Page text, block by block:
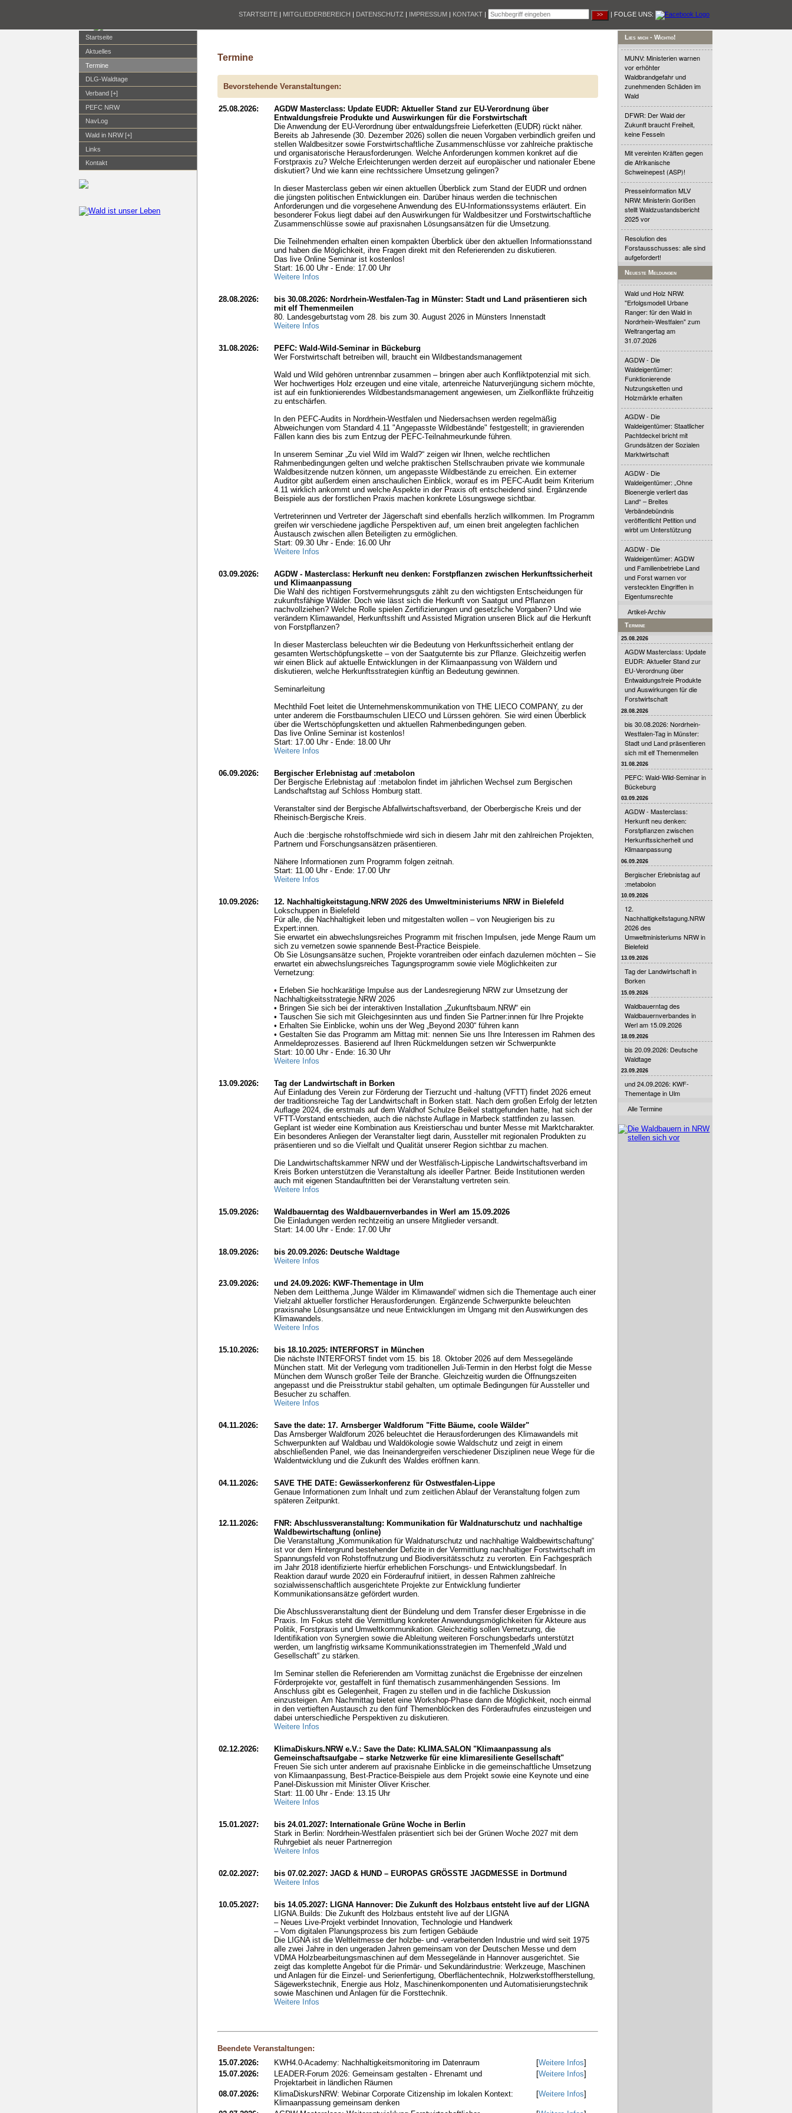
STARTSEITE | MITGLIEDERBEREICH | DATENSCHUTZ | IMPRESSUM | KONTAKT | | FOLGE UNS:
Startseite
Aktuelles
Termine
DLG-Waldtage
Verband [+]
PEFC NRW
NavLog
Wald in NRW [+]
Links
Kontakt
Termine
Bevorstehende Veranstaltungen:
25.08.2026:
AGDW Masterclass: Update EUDR: Aktueller Stand zur EU-Verordnung über
Entwaldungsfreie Produkte und Auswirkungen für die Forstwirtschaft
Die Anwendung der EU-Verordnung über entwaldungsfreie Lieferketten (EUDR) rückt näher.
Bereits ab Jahresende (30. Dezember 2026) sollen die neuen Vorgaben verbindlich greifen und
stellen Waldbesitzer sowie Forstwirtschaftliche Zusammenschlüsse vor zahlreiche praktische
und organisatorische Herausforderungen. Welche Anforderungen kommen konkret auf die
Forstpraxis zu? Welche Erleichterungen werden derzeit auf europäischer und nationaler Ebene
diskutiert? Und wie kann eine rechtssichere Umsetzung gelingen?
In dieser Masterclass geben wir einen aktuellen Überblick zum Stand der EUDR und ordnen
die jüngsten politischen Entwicklungen ein. Darüber hinaus werden die technischen
Anforderungen und die vorgesehene Anwendung des EU-Informationssystems erläutert. Ein
besonderer Fokus liegt dabei auf den Auswirkungen für Waldbesitzer und Forstwirtschaftliche
Zusammenschlüsse sowie auf praxisnahen Lösungsansätzen für die Umsetzung.
Die Teilnehmenden erhalten einen kompakten Überblick über den aktuellen Informationsstand
und haben die Möglichkeit, ihre Fragen direkt mit den Referierenden zu diskutieren.
Das live Online Seminar ist kostenlos!
Start: 16.00 Uhr - Ende: 17.00 Uhr
Weitere Infos
28.08.2026:
bis 30.08.2026: Nordrhein-Westfalen-Tag in Münster: Stadt und Land präsentieren sich
mit elf Themenmeilen
80. Landesgeburtstag vom 28. bis zum 30. August 2026 in Münsters Innenstadt
Weitere Infos
31.08.2026:
PEFC: Wald-Wild-Seminar in Bückeburg
Wer Forstwirtschaft betreiben will, braucht ein Wildbestandsmanagement
Wald und Wild gehören untrennbar zusammen – bringen aber auch Konfliktpotenzial mit sich.
Wer hochwertiges Holz erzeugen und eine vitale, artenreiche Naturverjüngung sichern möchte,
ist auf ein funktionierendes Wildbestandsmanagement angewiesen, um Zielkonflikte frühzeitig
zu entschärfen.
In den PEFC-Audits in Nordrhein-Westfalen und Niedersachsen werden regelmäßig
Abweichungen vom Standard 4.11 "Angepasste Wildbestände" festgestellt; in gravierenden
Fällen kann dies bis zum Entzug der PEFC-Teilnahmeurkunde führen.
In unserem Seminar „Zu viel Wild im Wald?“ zeigen wir Ihnen, welche rechtlichen
Rahmenbedingungen gelten und welche praktischen Stellschrauben private wie kommunale
Waldbesitzende nutzen können, um angepasste Wildbestände zu erreichen. Ein externer
Auditor gibt außerdem einen anschaulichen Einblick, worauf es im PEFC‑Audit beim Kriterium
4.11 wirklich ankommt und welche Aspekte in der Praxis oft entscheidend sind. Ergänzende
Beispiele aus der forstlichen Praxis machen konkrete Lösungswege sichtbar.
Vertreterinnen und Vertreter der Jägerschaft sind ebenfalls herzlich willkommen. Im Programm
greifen wir verschiedene jagdliche Perspektiven auf, um einen breit angelegten fachlichen
Austausch zwischen allen Beteiligten zu ermöglichen.
Start: 09.30 Uhr - Ende: 16.00 Uhr
Weitere Infos
03.09.2026:
AGDW - Masterclass: Herkunft neu denken: Forstpflanzen zwischen Herkunftssicherheit
und Klimaanpassung
Die Wahl des richtigen Forstvermehrungsguts zählt zu den wichtigsten Entscheidungen für
zukunftsfähige Wälder. Doch wie lässt sich die Herkunft von Saatgut und Pflanzen
nachvollziehen? Welche Rolle spielen Zertifizierungen und gesetzliche Vorgaben? Und wie
verändern Klimawandel, Herkunftsshift und Assisted Migration unseren Blick auf die Herkunft
von Forstpflanzen?
In dieser Masterclass beleuchten wir die Bedeutung von Herkunftssicherheit entlang der
gesamten Wertschöpfungskette – von der Saatguternte bis zur Pflanze. Gleichzeitig werfen
wir einen Blick auf aktuelle Entwicklungen in der Klimaanpassung von Wäldern und
diskutieren, welche Herkunftsstrategien künftig an Bedeutung gewinnen.
Seminarleitung
Mechthild Foet leitet die Unternehmenskommunikation von THE LIECO COMPANY, zu der
unter anderem die Forstbaumschulen LIECO und Lürssen gehören. Sie wird einen Überblick
über die Wertschöpfungsketten und aktuellen Rahmenbedingungen geben.
Das live Online Seminar ist kostenlos!
Start: 17.00 Uhr - Ende: 18.00 Uhr
Weitere Infos
06.09.2026:
Bergischer Erlebnistag auf :metabolon
Der Bergische Erlebnistag auf :metabolon findet im jährlichen Wechsel zum Bergischen
Landschaftstag auf Schloss Homburg statt.
Veranstalter sind der Bergische Abfallwirtschaftsverband, der Oberbergische Kreis und der
Rheinisch-Bergische Kreis.
Auch die :bergische rohstoffschmiede wird sich in diesem Jahr mit den zahlreichen Projekten,
Partnern und Forschungsansätzen präsentieren.
Nähere Informationen zum Programm folgen zeitnah.
Start: 11.00 Uhr - Ende: 17.00 Uhr
Weitere Infos
10.09.2026:
12. Nachhaltigkeitstagung.NRW 2026 des Umweltministeriums NRW in Bielefeld
Lokschuppen in Bielefeld
Für alle, die Nachhaltigkeit leben und mitgestalten wollen – von Neugierigen bis zu
Expert:innen.
Sie erwartet ein abwechslungsreiches Programm mit frischen Impulsen, jede Menge Raum um
sich zu vernetzen sowie spannende Best-Practice Beispiele.
Ob Sie Lösungsansätze suchen, Projekte vorantreiben oder einfach dazulernen möchten – Sie
erwartet ein abwechslungsreiches Tagungsprogramm sowie viele Möglichkeiten zur
Vernetzung:
• Erleben Sie hochkarätige Impulse aus der Landesregierung NRW zur Umsetzung der
Nachhaltigkeitsstrategie.NRW 2026
• Bringen Sie sich bei der interaktiven Installation „Zukunftsbaum.NRW“ ein
• Tauschen Sie sich mit Gleichgesinnten aus und finden Sie Partner:innen für Ihre Projekte
• Erhalten Sie Einblicke, wohin uns der Weg „Beyond 2030“ führen kann
• Gestalten Sie das Programm am Mittag mit: nennen Sie uns Ihre Interessen im Rahmen des
Anmeldeprozesses. Basierend auf Ihren Rückmeldungen setzen wir Schwerpunkte
Start: 10.00 Uhr - Ende: 16.30 Uhr
Weitere Infos
13.09.2026:
Tag der Landwirtschaft in Borken
Auf Einladung des Verein zur Förderung der Tierzucht und -haltung (VFTT) findet 2026 erneut
der traditionsreiche Tag der Landwirtschaft in Borken statt. Nach dem großen Erfolg der letzten
Auflage 2024, die erstmals auf dem Waldhof Schulze Beikel stattgefunden hatte, hat sich der
VFTT-Vorstand entschieden, auch die nächste Auflage in Marbeck stattfinden zu lassen.
Geplant ist wieder eine Kombination aus Kreistierschau und bunter Messe mit Marktcharakter.
Ein besonderes Anliegen der Veranstalter liegt darin, Aussteller mit regionalen Produkten zu
präsentieren und so die Vielfalt und Qualität unserer Region sichtbar zu machen.
Die Landwirtschaftskammer NRW und der Westfälisch-Lippische Landwirtschaftsverband im
Kreis Borken unterstützen die Veranstaltung als ideeller Partner. Beide Institutionen werden
auch mit eigenen Standauftritten bei der Veranstaltung vertreten sein.
Weitere Infos
15.09.2026:
Waldbauerntag des Waldbauernverbandes in Werl am 15.09.2026
Die Einladungen werden rechtzeitig an unsere Mitglieder versandt.
Start: 14.00 Uhr - Ende: 17.00 Uhr
18.09.2026:
bis 20.09.2026: Deutsche Waldtage
Weitere Infos
23.09.2026:
und 24.09.2026: KWF-Thementage in Ulm
Neben dem Leitthema ‚Junge Wälder im Klimawandel‘ widmen sich die Thementage auch einer
Vielzahl aktueller forstlicher Herausforderungen. Ergänzende Schwerpunkte beleuchten
praxisnahe Lösungsansätze und neue Entwicklungen im Umgang mit den Auswirkungen des
Klimawandels.
Weitere Infos
15.10.2026:
bis 18.10.2025: INTERFORST in München
Die nächste INTERFORST findet vom 15. bis 18. Oktober 2026 auf dem Messegelände
München statt. Mit der Verlegung vom traditionellen Juli-Termin in den Herbst folgt die Messe
München dem Wunsch großer Teile der Branche. Gleichzeitig wurden die Öffnungszeiten
angepasst und die Preisstruktur stabil gehalten, um optimale Bedingungen für Aussteller und
Besucher zu schaffen.
Weitere Infos
04.11.2026:
Save the date: 17. Arnsberger Waldforum "Fitte Bäume, coole Wälder"
Das Arnsberger Waldforum 2026 beleuchtet die Herausforderungen des Klimawandels mit
Schwerpunkten auf Waldbau und Waldökologie sowie Waldschutz und zeigt in einem
abschließenden Panel, wie das Ineinandergreifen verschiedener Disziplinen neue Wege für die
Waldentwicklung und die Zukunft des Waldes eröffnen kann.
04.11.2026:
SAVE THE DATE: Gewässerkonferenz für Ostwestfalen-Lippe
Genaue Informationen zum Inhalt und zum zeitlichen Ablauf der Veranstaltung folgen zum
späteren Zeitpunkt.
12.11.2026:
FNR: Abschlussveranstaltung: Kommunikation für Waldnaturschutz und nachhaltige
Waldbewirtschaftung (online)
Die Veranstaltung „Kommunikation für Waldnaturschutz und nachhaltige Waldbewirtschaftung“
ist vor dem Hintergrund bestehender Defizite in der Vermittlung nachhaltiger Forstwirtschaft im
Spannungsfeld von Rohstoffnutzung und Biodiversitätsschutz zu verorten. Ein Fachgespräch
im Jahr 2018 identifizierte hierfür erheblichen Forschungs- und Entwicklungsbedarf. In
Reaktion darauf wurde 2020 ein Förderaufruf initiiert, in dessen Rahmen zahlreiche
sozialwissenschaftlich ausgerichtete Projekte zur Entwicklung fundierter
Kommunikationsansätze gefördert wurden.
Die Abschlussveranstaltung dient der Bündelung und dem Transfer dieser Ergebnisse in die
Praxis. Im Fokus steht die Vermittlung konkreter Anwendungsmöglichkeiten für Akteure aus
Politik, Forstpraxis und Umweltkommunikation. Gleichzeitig sollen Vernetzung, die
Identifikation von Synergien sowie die Ableitung weiteren Forschungsbedarfs unterstützt
werden, um langfristig wirksame Kommunikationsstrategien im Themenfeld „Wald und
Gesellschaft“ zu stärken.
Im Seminar stellen die Referierenden am Vormittag zunächst die Ergebnisse der einzelnen
Förderprojekte vor, gestaffelt in fünf thematisch zusammenhängenden Sessions. Im
Anschluss gibt es Gelegenheit, Fragen zu stellen und in die fachliche Diskussion
einzusteigen. Am Nachmittag bietet eine Workshop-Phase dann die Möglichkeit, noch einmal
in den vertieften Austausch zu den fünf Themenblöcken des Förderaufrufes einzusteigen und
dabei unterschiedliche Perspektiven zu diskutieren.
Weitere Infos
02.12.2026:
KlimaDiskurs.NRW e.V.: Save the Date: KLIMA.SALON "Klimaanpassung als
Gemeinschaftsaufgabe – starke Netzwerke für eine klimaresiliente Gesellschaft"
Freuen Sie sich unter anderem auf praxisnahe Einblicke in die gemeinschaftliche Umsetzung
von Klimaanpassung, Best-Practice-Beispiele aus dem Projekt sowie eine Keynote und eine
Panel-Diskussion mit Minister Oliver Krischer.
Start: 11.00 Uhr - Ende: 13.15 Uhr
Weitere Infos
15.01.2027:
bis 24.01.2027: Internationale Grüne Woche in Berlin
Stark in Berlin: Nordrhein-Westfalen präsentiert sich bei der Grünen Woche 2027 mit dem
Ruhrgebiet als neuer Partnerregion
Weitere Infos
02.02.2027:
bis 07.02.2027: JAGD & HUND – EUROPAS GRÖSSTE JAGDMESSE in Dortmund
Weitere Infos
10.05.2027:
bis 14.05.2027: LIGNA Hannover: Die Zukunft des Holzbaus entsteht live auf der LIGNA
LIGNA.Builds: Die Zukunft des Holzbaus entsteht live auf der LIGNA
– Neues Live-Projekt verbindet Innovation, Technologie und Handwerk
– Vom digitalen Planungsprozess bis zum fertigen Gebäude
Die LIGNA ist die Weltleitmesse der holzbe- und -verarbeitenden Industrie und wird seit 1975
alle zwei Jahre in den ungeraden Jahren gemeinsam von der Deutschen Messe und dem
VDMA Holzbearbeitungsmaschinen auf dem Messegelände in Hannover ausgerichtet. Sie
zeigt das komplette Angebot für die Primär- und Sekundärindustrie: Werkzeuge, Maschinen
und Anlagen für die Einzel- und Serienfertigung, Oberflächentechnik, Holzwerkstoffherstellung,
Sägewerkstechnik, Energie aus Holz, Maschinenkomponenten und Automatisierungstechnik
sowie Maschinen und Anlagen für die Forsttechnik.
Weitere Infos
Beendete Veranstaltungen:
15.07.2026:
KWH4.0-Academy: Nachhaltigkeitsmonitoring im Datenraum [Weitere Infos]
15.07.2026:
LEADER-Forum 2026: Gemeinsam gestalten - Ehrenamt und
Projektarbeit in ländlichen Räumen
[Weitere Infos]
08.07.2026:
KlimaDiskursNRW: Webinar Corporate Citizenship im lokalen Kontext:
Klimaanpassung gemeinsam denken
[Weitere Infos]
Lies mich - Wichtig!
MUNV: Ministerien warnen
vor erhöhter
Waldbrandgefahr und
zunehmenden Schäden im
Wald
DFWR: Der Wald der
Zukunft braucht Freiheit,
keine Fesseln
Mit vereinten Kräften gegen
die Afrikanische
Schweinepest (ASP)!
Presseinformation MLV
NRW: Ministerin Gorißen
stellt Waldzustandsbericht
2025 vor
Resolution des
Forstausschusses: alle sind
aufgefordert!
Neueste Meldungen
Wald und Holz NRW:
"Erfolgsmodell Urbane
Ranger: für den Wald in
Nordrhein-Westfalen" zum
Weltrangertag am
31.07.2026
AGDW - Die
Waldeigentümer:
Funktionierende
Nutzungsketten und
Holzmärkte erhalten
AGDW - Die
Waldeigentümer: Staatlicher
Pachtdeckel bricht mit
Grundsätzen der Sozialen
Marktwirtschaft
AGDW - Die
Waldeigentümer: „Ohne
Bioenergie verliert das
Land“ – Breites
Verbändebündnis
veröffentlicht Petition und
wirbt um Unterstützung
AGDW - Die
Waldeigentümer: AGDW
und Familienbetriebe Land
und Forst warnen vor
versteckten Eingriffen in
Eigentumsrechte
Artikel-Archiv
Termine
25.08.2026
AGDW Masterclass: Update
EUDR: Aktueller Stand zur
EU-Verordnung über
Entwaldungsfreie Produkte
und Auswirkungen für die
Forstwirtschaft
28.08.2026
bis 30.08.2026: Nordrhein-
Westfalen-Tag in Münster:
Stadt und Land präsentieren
sich mit elf Themenmeilen
31.08.2026
PEFC: Wald-Wild-Seminar in
Bückeburg
03.09.2026
AGDW - Masterclass:
Herkunft neu denken:
Forstpflanzen zwischen
Herkunftssicherheit und
Klimaanpassung
06.09.2026
Bergischer Erlebnistag auf
:metabolon
10.09.2026
12.
Nachhaltigkeitstagung.NRW
2026 des
Umweltministeriums NRW in
Bielefeld
13.09.2026
Tag der Landwirtschaft in
Borken
15.09.2026
Waldbauerntag des
Waldbauernverbandes in
Werl am 15.09.2026
18.09.2026
bis 20.09.2026: Deutsche
Waldtage
23.09.2026
und 24.09.2026: KWF-
Thementage in Ulm
Alle Termine